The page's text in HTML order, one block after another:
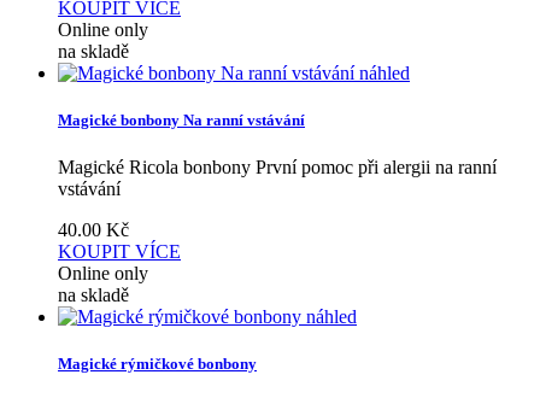
KOUPIT VÍCE
Online only
na skladě
náhled
Magické bonbony Na ranní vstávání
Magické Ricola bonbony První pomoc při alergii na ranní
vstávání
40.00 Kč
KOUPIT VÍCE
Online only
na skladě
náhled
Magické rýmičkové bonbony